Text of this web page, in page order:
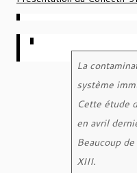
La
système
Cette étude
en avril
Beaucoup
XIII.